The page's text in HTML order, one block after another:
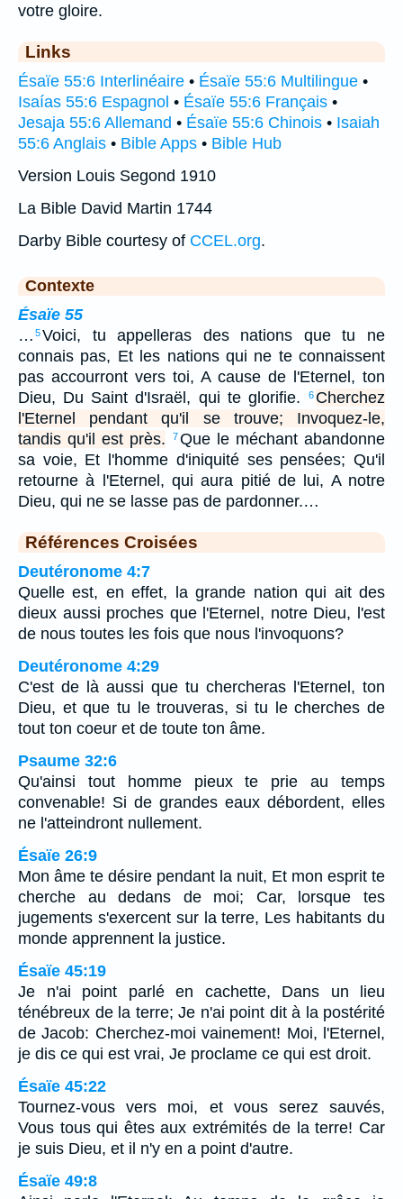
votre gloire.
Links
Ésaïe 55:6 Interlinéaire • Ésaïe 55:6 Multilingue •
Isaías 55:6 Espagnol • Ésaïe 55:6 Français •
Jesaja 55:6 Allemand • Ésaïe 55:6 Chinois • Isaiah
55:6 Anglais • Bible Apps • Bible Hub
Version Louis Segond 1910
La Bible David Martin 1744
Darby Bible courtesy of CCEL.org.
Contexte
Ésaïe 55
… 5Voici, tu appelleras des nations que tu ne
connais pas, Et les nations qui ne te connaissent
pas accourront vers toi, A cause de l'Eternel, ton
Dieu, Du Saint d'Israël, qui te glorifie.
6 Cherchez
l'Eternel pendant qu'il se trouve; Invoquez-le,
tandis qu'il est près.
7Que le méchant abandonne
sa voie, Et l'homme d'iniquité ses pensées; Qu'il
retourne à l'Eternel, qui aura pitié de lui, A notre
Dieu, qui ne se lasse pas de pardonner.…
Références Croisées
Deutéronome 4:7
Quelle est, en effet, la grande nation qui ait des
dieux aussi proches que l'Eternel, notre Dieu, l'est
de nous toutes les fois que nous l'invoquons?
Deutéronome 4:29
C'est de là aussi que tu chercheras l'Eternel, ton
Dieu, et que tu le trouveras, si tu le cherches de
tout ton coeur et de toute ton âme.
Psaume 32:6
Qu'ainsi tout homme pieux te prie au temps
convenable! Si de grandes eaux débordent, elles
ne l'atteindront nullement.
Ésaïe 26:9
Mon âme te désire pendant la nuit, Et mon esprit te
cherche au dedans de moi; Car, lorsque tes
jugements s'exercent sur la terre, Les habitants du
monde apprennent la justice.
Ésaïe 45:19
Je n'ai point parlé en cachette, Dans un lieu
ténébreux de la terre; Je n'ai point dit à la postérité
de Jacob: Cherchez-moi vainement! Moi, l'Eternel,
je dis ce qui est vrai, Je proclame ce qui est droit.
Ésaïe 45:22
Tournez-vous vers moi, et vous serez sauvés,
Vous tous qui êtes aux extrémités de la terre! Car
je suis Dieu, et il n'y en a point d'autre.
Ésaïe 49:8